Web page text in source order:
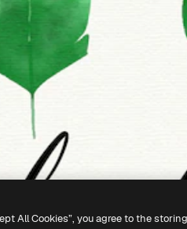
All Cookies”, you agree to the